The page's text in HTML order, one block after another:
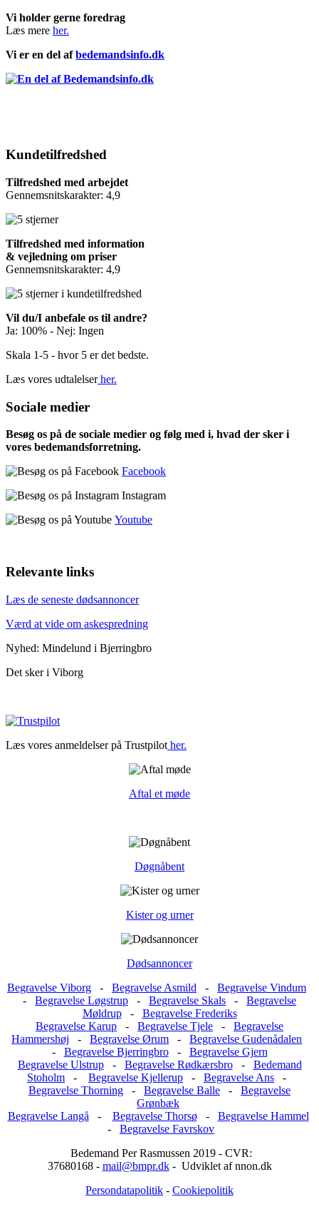
Vi holder gerne foredrag
Læs mere her.
Vi er en del afbedemandsinfo.dk
Kundetilfredshed
Tilfredshed med arbejdet
Gennemsnitskarakter: 4,9
Tilfredshed med information
& vejledning om priser
Gennemsnitskarakter: 4,9
Vil du/I anbefale os til andre?
Ja: 100% - Nej: Ingen
Skala 1-5 - hvor 5 er det bedste.
Læs vores udtalelserher.
Sociale medier
Besøg os på de sociale medier og følg med i, hvad der sker i
vores bedemandsforretning.
Facebook
Instagram
Youtube
Relevante links
Læs de seneste dødsannoncer
Værd at vide om askespredning
Nyhed: Mindelund i Bjerringbro
Det sker i Viborg
Læs vores anmeldelser på Trustpilot her.
Aftal et møde
Døgnåbent
Kister og urner
Dødsannoncer
Begravelse Viborg - Begravelse Asmild - Begravelse Vindum
- Begravelse Løgstrup - Begravelse Skals - Begravelse
Møldrup- Begravelse Frederiks
Begravelse Karup - Begravelse Tjele - Begravelse
Hammershøj - Begravelse Ørum - Begravelse Gudenådalen
- Begravelse Bjerringbro- Begravelse Gjern
Begravelse Ulstrup- Begravelse Rødkærsbro- Bedemand
Stoholm - Begravelse Kjellerup - Begravelse Ans -
Begravelse Thorning - Begravelse Balle - Begravelse
Grønbæk
Begravelse Langå - Begravelse Thorsø- Begravelse Hammel
- Begravelse Favrskov
Bedemand Per Rasmussen 2019 - CVR:
37680168 - mail@bmpr.dk- Udviklet af nnon.dk
Persondatapolitik - Cookiepolitik